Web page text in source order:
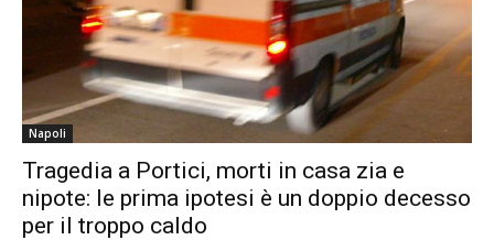
Napoli
Tragedia a Portici, morti in casa zia e
nipote: le prima ipotesi è un doppio decesso
per il troppo caldo